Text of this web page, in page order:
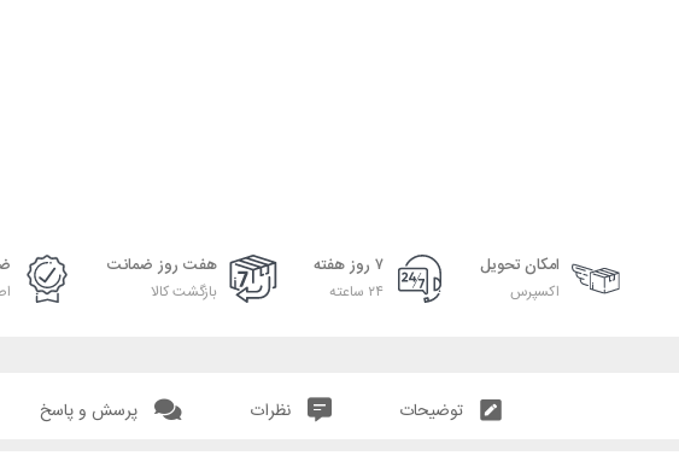
امکان تحویل
اکسپرس
۷ روز هفته
۲۴ ساعته
هفت روز ضمانت
بازگشت کالا
توضیحات نظرات پرسش و پاسخ